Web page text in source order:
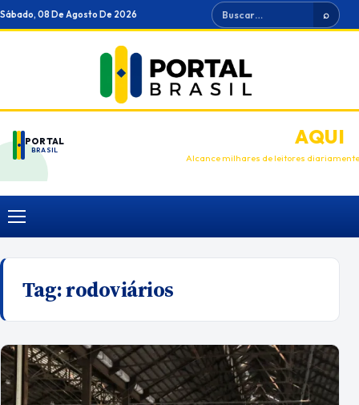
Ir
para
Sábado, 08 De Agosto De 2026 Buscar ⌕
PORTAL
BRASIL
ANUNCIEAQUI
Alcance milhares de leitores diariamente
Menu
Tag:rodoviários